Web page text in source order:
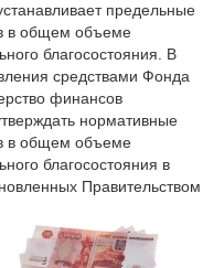
предельные
в общем объеме
благосостояния. В
средствами Фонда
финансов
нормативные
в общем объеме
благосостояния в
Правительством